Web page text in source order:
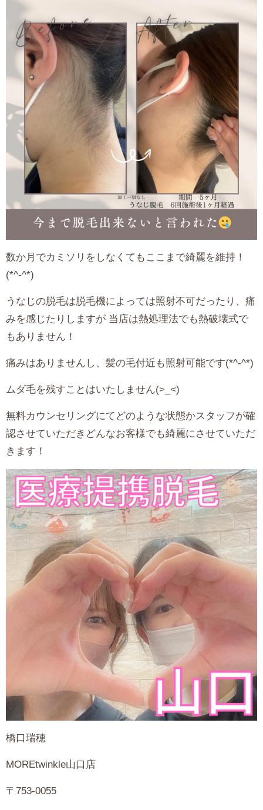
数か月でカミソリをしなくてもここまで綺麗を維持！
(*^-^*)
うなじの脱毛は脱毛機によっては照射不可だったり、痛
みを感じたりしますが 当店は熱処理法でも熱破壊式で
もありません！
痛みはありませんし、髪の毛付近も照射可能です(*^-^*)
ムダ毛を残すことはいたしません(>_<)
無料カウンセリングにてどのような状態かスタッフが確
認させていただきどんなお客様でも綺麗にさせていただ
きます！
橋口瑞穂
MOREtwinkle山口店
〒753-0055